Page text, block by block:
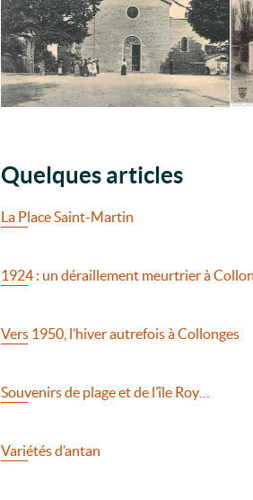
Quelques articles
La Place Saint-Martin
1924 : un déraillement meurtrier à
Vers 1950, l’hiver autrefois à Collonges
Souvenirs de plage et de l’île Roy…
Variétés d’antan